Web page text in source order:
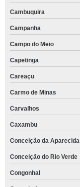
Cambuquira
Campanha
Campo do Meio
Capetinga
Careaçu
Carmo de Minas
Carvalhos
Caxambu
Conceição da Aparecida
Conceição do Rio Verde
Congonhal